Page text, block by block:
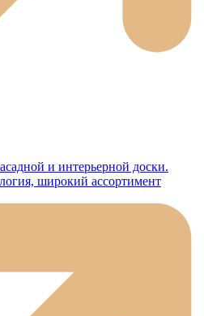
и интерьерной доски.
широкий ассортимент